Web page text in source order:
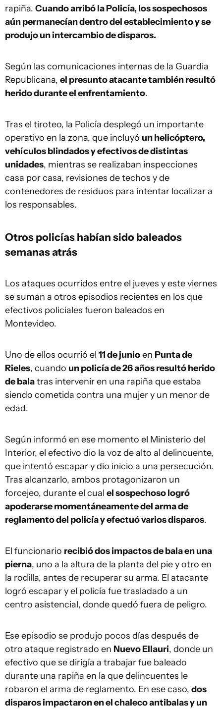
rapiña. Cuando arribó la Policía, los sospechosos
aún permanecían dentro del establecimiento y se
produjo un intercambio de disparos.
Según las comunicaciones internas de la Guardia
Republicana, el presunto atacante también resultó
herido durante el enfrentamiento.
Tras el tiroteo, la Policía desplegó un importante
operativo en la zona, que incluyó un helicóptero,
vehículos blindados y efectivos de distintas
unidades, mientras se realizaban inspecciones
casa por casa, revisiones de techos y de
contenedores de residuos para intentar localizar a
los responsables.
Otros policías habían sido baleados
semanas atrás
Los ataques ocurridos entre el jueves y este viernes
se suman a otros episodios recientes en los que
efectivos policiales fueron baleados en
Montevideo.
Uno de ellos ocurrió el 11 de junioen Punta de
Rieles, cuando un policía de 26 años resultó herido
de balatras intervenir en una rapiña que estaba
siendo cometida contra una mujer y un menor de
edad.
Según informó en ese momento el Ministerio del
Interior, el efectivo dio la voz de alto al delincuente,
que intentó escapar y dio inicio a una persecución.
Tras alcanzarlo, ambos protagonizaron un
forcejeo, durante el cual el sospechoso logró
apoderarse momentáneamente del arma de
reglamento del policía y efectuó varios disparos.
El funcionario recibió dos impactos de bala en una
pierna, uno a la altura de la planta del pie y otro en
la rodilla, antes de recuperar su arma. El atacante
logró escapar y el policía fue trasladado a un
centro asistencial, donde quedó fuera de peligro.
Ese episodio se produjo pocos días después de
otro ataque registrado en Nuevo Ellauri, donde un
efectivo que se dirigía a trabajar fue baleado
durante una rapiña en la que delincuentes le
robaron el arma de reglamento. En ese caso, dos
disparos impactaron en el chaleco antibalas y un